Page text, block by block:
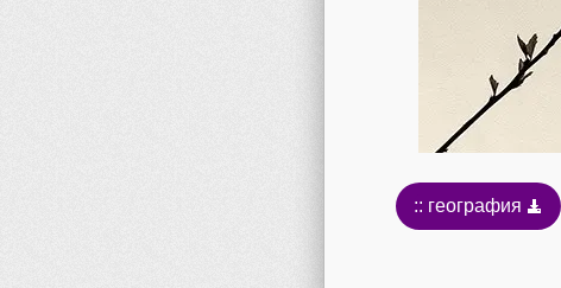
:: география